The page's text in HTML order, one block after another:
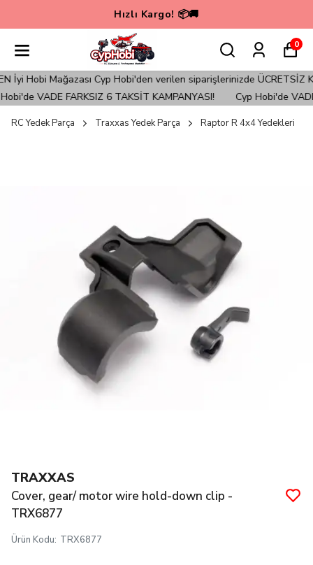
Hızlı Kargo! 📦🚚
0
Mağazası Cyp Hobi'den verilen siparişlerinizde ÜCRETSİZ
VADE FARKSIZ 6 TAKSİT KAMPANYASI!
Cyp Hobi'de
RC Yedek Parça Traxxas Yedek Parça Raptor R 4x4 Yedekleri
TRAXXAS
Cover, gear/ motor wire hold-down clip -
TRX6877
Ürün Kodu: TRX6877